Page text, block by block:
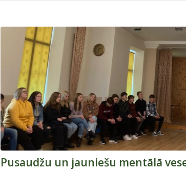
Pusaudžu un jauniešu mentālā